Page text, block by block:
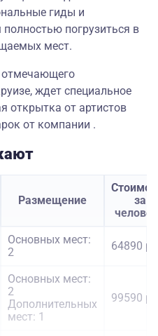
гиды и
погрузиться в
мест.
отмечающего
ждет специальное
открытка от артистов
от компании .
Размещение
за
Основных мест:
2
64890
Основных мест:
2
Дополнительных
мест: 1
99590